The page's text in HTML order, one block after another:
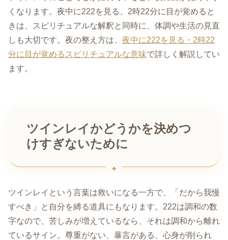
くなります。夜中に222を見る、2時22分に目が覚めると
きは、スピリチュアルな解釈と同時に、体調や生活の見直
しも大切です。夜の整え方は、 夜中に222を見る・2時22
分に目が覚めるスピリチュアルな意味で詳しく解説してい
ます。
ツインレイかどうかを決めつ
けすぎないために
ツインレイという言葉は救いになる一方で、「だから我慢
すべき」と自分を縛る道具にもなります。222は調和の数
字なので、苦しみが増えているなら、それは調和から離れ
ているサイン。尊重がない、暴言がある、心身が削られ